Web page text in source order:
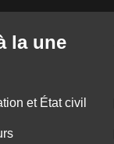
la une
et État civil